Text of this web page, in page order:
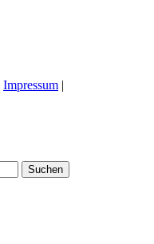
Impressum |
Suchen